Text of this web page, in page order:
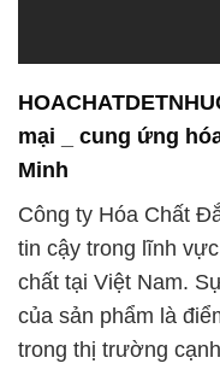
mại _ cung ứng
Minh
Công ty Hóa Chất
tin cậy trong lĩnh
chất tại Việt Nam.
của sản phẩm là
trong thị trường